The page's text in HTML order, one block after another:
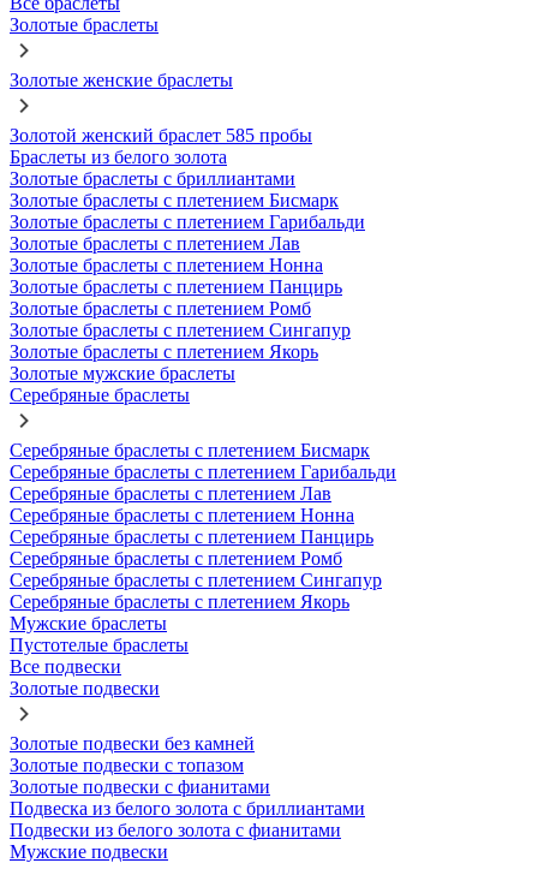
Золотые браслеты
Золотые женские браслеты
Золотой женский браслет 585 пробы
Браслеты из белого золота
Золотые браслеты с бриллиантами
Золотые браслеты с плетением Бисмарк
Золотые браслеты с плетением Гарибальди
Золотые браслеты с плетением Лав
Золотые браслеты с плетением Нонна
Золотые браслеты с плетением Панцирь
Золотые браслеты с плетением Ромб
Золотые браслеты с плетением Сингапур
Золотые браслеты с плетением Якорь
Золотые мужские браслеты
Серебряные браслеты
Серебряные браслеты с плетением Бисмарк
Серебряные браслеты с плетением Гарибальди
Серебряные браслеты с плетением Лав
Серебряные браслеты с плетением Нонна
Серебряные браслеты с плетением Панцирь
Серебряные браслеты с плетением Ромб
Серебряные браслеты с плетением Сингапур
Серебряные браслеты с плетением Якорь
Мужские браслеты
Пустотелые браслеты
Все подвески
Золотые подвески
Золотые подвески без камней
Золотые подвески с топазом
Золотые подвески с фианитами
Подвеска из белого золота с бриллиантами
Подвески из белого золота с фианитами
Мужские подвески